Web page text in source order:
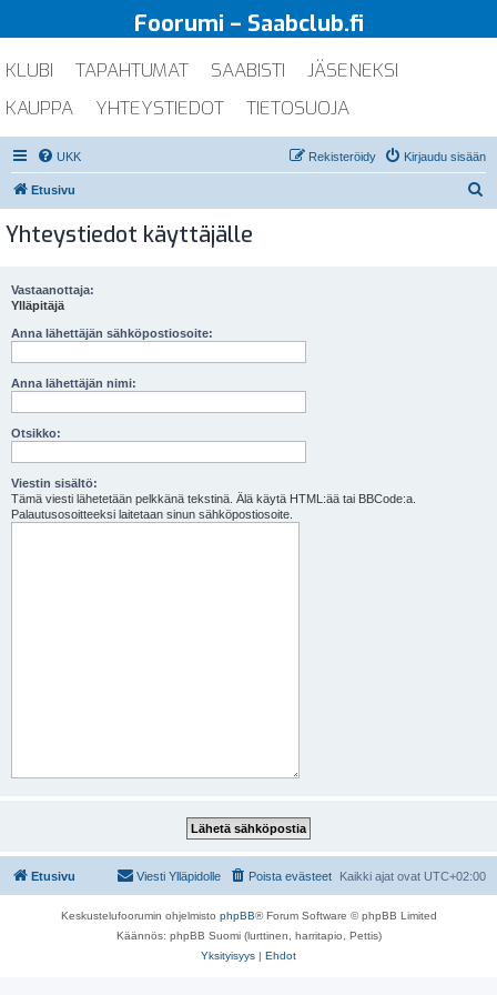
Foorumi – Saabclub.fi
KLUBI TAPAHTUMAT SAABISTI
JÄSENEKSI
KAUPPA
YHTEYSTIEDOT TIETOSUOJA
UKK Kirjaudu sisään
Rekisteröidy
Etusivu
Yhteystiedot käyttäjälle
Vastaanottaja:
Ylläpitäjä
Anna lähettäjän sähköpostiosoite:
Anna lähettäjän nimi:
Otsikko:
Viestin sisältö:
Tämä viesti lähetetään pelkkänä tekstinä. Älä käytä HTML:ää tai BBCode:a.
Palautusosoitteeksi laitetaan sinun sähköpostiosoite.
Etusivu Kaikki ajat ovat UTC+02:00
Poista evästeet
Viesti Ylläpidolle
Keskustelufoorumin ohjelmisto phpBB® Forum Software © phpBB Limited
Käännös: phpBB Suomi (lurttinen, harritapio, Pettis)
Yksityisyys | Ehdot